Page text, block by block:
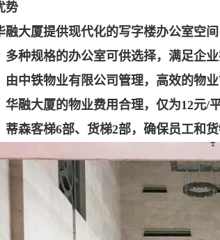
势
融大厦提供现代化的写字楼办公室空
多种规格的办公室可供选择，满足企
由中铁物业有限公司管理，高效的物
融大厦的物业费用合理，仅为12元/
森客梯6部、货梯2部，确保员工和